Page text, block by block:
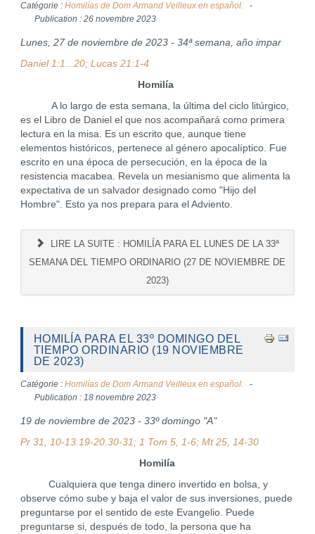
Catégorie : Homilías de Dom Armand Veilleux en español.
Publication : 26 novembre 2023
Lunes, 27 de noviembre de 2023 - 34ª semana, año impar
Daniel 1:1...20; Lucas 21:1-4
Homilía
A lo largo de esta semana, la última del ciclo litúrgico,
es el Libro de Daniel el que nos acompañará como primera
lectura en la misa. Es un escrito que, aunque tiene
elementos históricos, pertenece al género apocalíptico. Fue
escrito en una época de persecución, en la época de la
resistencia macabea. Revela un mesianismo que alimenta la
expectativa de un salvador designado como "Hijo del
Hombre". Esto ya nos prepara para el Adviento.
LIRE LA SUITE : HOMILÍA PARA EL LUNES DE LA 33ª
SEMANA DEL TIEMPO ORDINARIO (27 DE NOVIEMBRE DE
2023)
HOMILÍA PARA EL 33º DOMINGO DEL
TIEMPO ORDINARIO (19 NOVIEMBRE
DE 2023)
Catégorie : Homilías de Dom Armand Veilleux en español.
Publication : 18 novembre 2023
19 de noviembre de 2023 - 33º domingo "A"
Pr 31, 10-13.19-20.30-31; 1 Tom 5, 1-6; Mt 25, 14-30
Homilía
Cualquiera que tenga dinero invertido en bolsa, y
observe cómo sube y baja el valor de sus inversiones, puede
preguntarse por el sentido de este Evangelio. Puede
preguntarse si, después de todo, la persona que ha